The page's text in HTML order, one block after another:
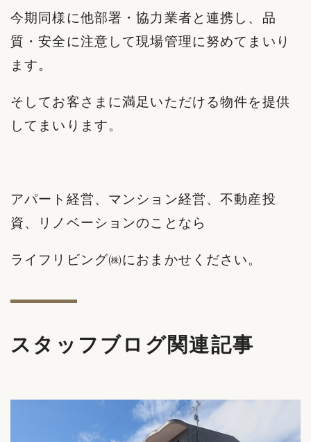
今期同様に他部署・協力業者と連携し、品
質・安全に注意して現場管理に努めてまいり
ます。
そしてお客さまに満足いただける物件を提供
してまいります。
アパート経営、マンション経営、不動産投
資、リノベーションのことなら
ライフリビング㈱におまかせください。
スタッフブログ関連記事